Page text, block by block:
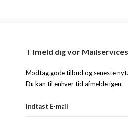
Tilmeld dig vor Mailservices
Modtag gode tilbud og seneste nyt.
Du kan til enhver tid afmelde igen.